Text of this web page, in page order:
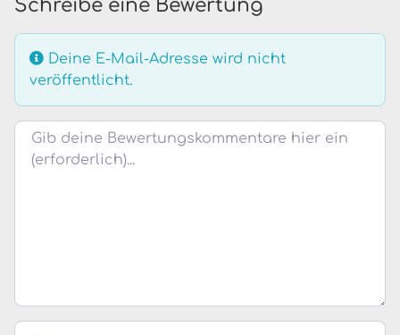
Schreibe eine Bewertung
Deine E-Mail-Adresse wird nicht
veröffentlicht.
Bewertungstext